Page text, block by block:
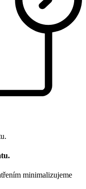
minimalizujeme